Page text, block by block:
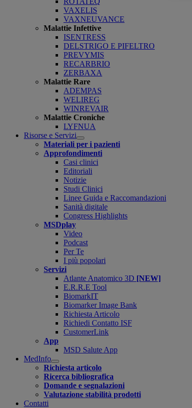
VAXELIS
VAXNEUVANCE
Malattie Infettive
ISENTRESS
DELSTRIGO E PIFELTRO
PREVYMIS
RECARBRIO
ZERBAXA
Malattie Rare
ADEMPAS
WELIREG
WINREVAIR
Malattie Croniche
LYFNUA
Risorse e Servizi
Open
submenu
Materiali per i pazienti
Approfondimenti
Casi clinici
Editoriali
Notizie
Studi Clinici
Linee Guida e Raccomandazioni
Sanità digitale
Congress Highlights
MSDplay
Video
Podcast
Per Te
I più popolari
Servizi
Atlante Anatomico 3D [NEW]
E.R.R.E Tool
BiomarkIT
Biomarker Image Bank
Richiesta Articolo
Richiedi Contatto ISF
CustomerLink
App
MSD Salute App
MedInfo
Open
submenu
Richiesta articolo
Ricerca bibliografica
Domande e segnalazioni
Valutazione stabilità prodotti
Contatti